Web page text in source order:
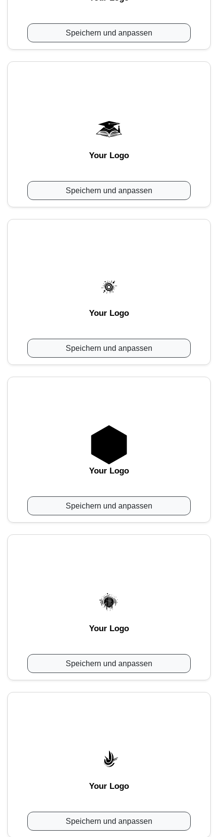
Speichern und anpassen
Your Logo
Speichern und anpassen
Your Logo
Speichern und anpassen
Your Logo
Speichern und anpassen
Your Logo
Speichern und anpassen
Your Logo
Speichern und anpassen